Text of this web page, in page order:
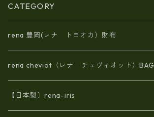
CATEGORY
rena 豊岡(レナ トヨオカ）財布
rena cheviot（レナ チェヴィオット）BAG
【日本製〕rena-iris